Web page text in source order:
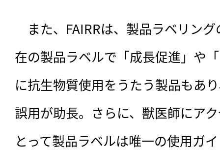
また、FAIRRは、製品ラベリン
在の製品ラベルで「成長促進」や
に抗生物質使用をうたう製品もあ
誤用が助長。さらに、獣医師にア
とって製品ラベルは唯一の使用ガ